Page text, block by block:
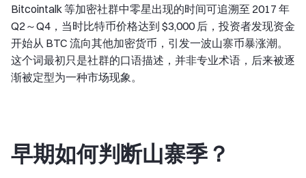
Bitcointalk 等加密社群中零星出现的时间可追溯至 2017 年
Q2～Q4，当时比特币价格达到 $3,000 后，投资者发现资金
开始从 BTC 流向其他加密货币，引发一波山寨币暴涨潮。
这个词最初只是社群的口语描述，并非专业术语，后来被逐
渐被定型为一种市场现象。
早期如何判断山寨季？